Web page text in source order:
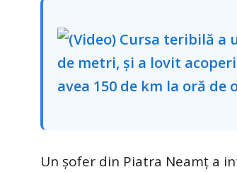
Un șofer din Piatra Neamț a